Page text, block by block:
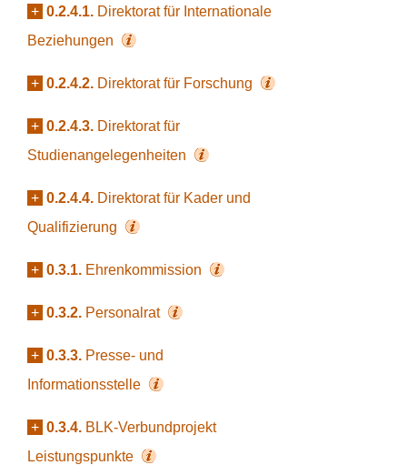
+ 0.2.4.1. Direktorat für Internationale
Beziehungen
+ 0.2.4.2. Direktorat für Forschung
+ 0.2.4.3. Direktorat für
Studienangelegenheiten
+ 0.2.4.4. Direktorat für Kader und
Qualifizierung
+ 0.3.1. Ehrenkommission
+ 0.3.2. Personalrat
+ 0.3.3. Presse- und
Informationsstelle
+ 0.3.4. BLK-Verbundprojekt
Leistungspunkte